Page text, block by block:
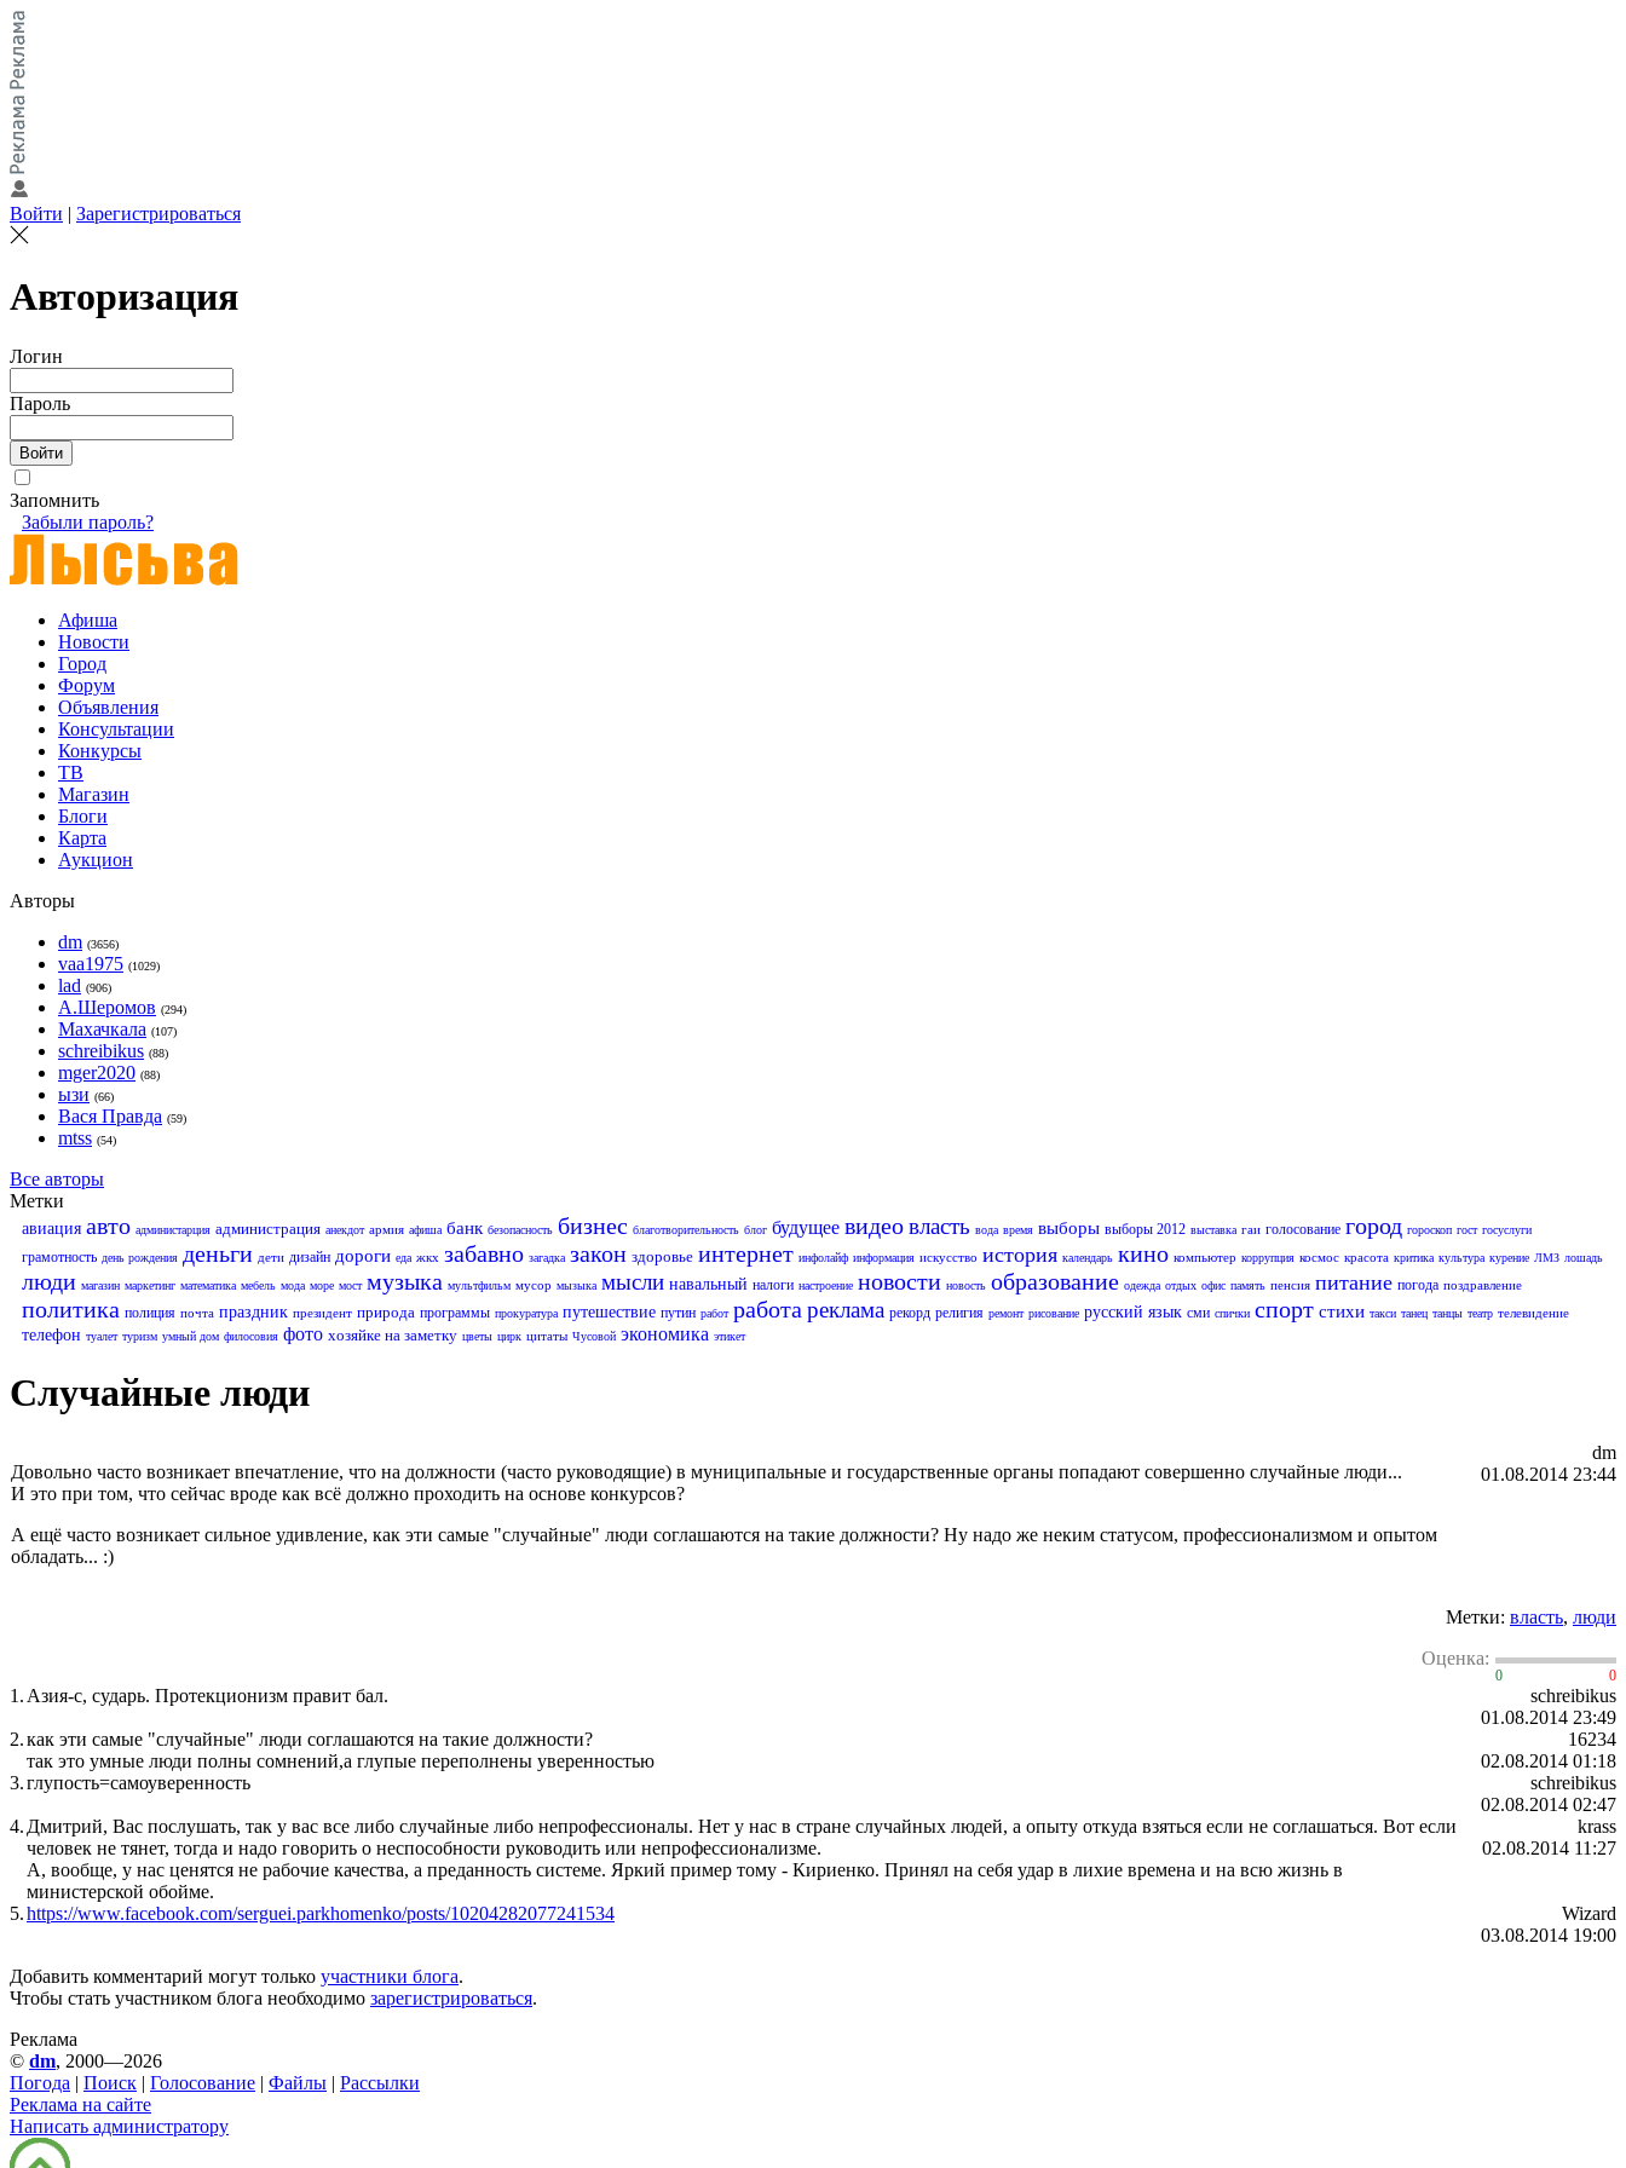
Войти | Зарегистрироваться
Авторизация
Логин
Пароль
Запомнить
Забыли пароль?
Афиша
Новости
Город
Форум
Объявления
Консультации
Конкурсы
ТВ
Магазин
Блоги
Карта
Аукцион
Авторы
dm (3656)
vaa1975 (1029)
lad (906)
А.Шеромов (294)
Махачкала (107)
schreibikus (88)
mger2020 (88)
ызи (66)
Вася Правда (59)
mtss (54)
Все авторы
Метки
авиация авто администарция администрация анекдот армия афиша банк безопасность бизнес благотворительность блог будущее видеовласть вода время выборы выборы 2012 выставка гаи голосование город гороскоп гост госуслуги
грамотность день рождения деньги дети дизайн дороги еда жкх забавно загадка закон здоровье интернет инфолайф информация искусство история календарь кино компьютер коррупция космос красота критика культура курение ЛМЗ лошадь
люди магазин маркетинг математика мебель мода море мост музыка мультфильм мусор мызыка мысли навальный налоги настроение новости новость образование одежда отдых офис память пенсия питание погода поздравление
политика полиция почта праздник президент природа программы прокуратура путешествие путин работ работа реклама рекорд религия ремонт рисование русский язык сми спички спорт стихи такси танец танцы театр телевидение
телефон туалет туризм умный дом филосовия фото хозяйке на заметку цветы цирк цитаты Чусовой экономика этикет
Случайные люди
Довольно часто возникает впечатление, что на должности (часто руководящие) в муниципальные и государственные органы попадают совершенно случайные люди...
И это при том, что сейчас вроде как всё должно проходить на основе конкурсов?
А ещё часто возникает сильное удивление, как эти самые "случайные" люди соглашаются на такие должности? Ну надо же неким статусом, профессионализмом и опытом
обладать... :)
dm
01.08.2014 23:44
Метки: власть, люди
Оценка:
0 0
1. Азия-с, сударь. Протекционизм правит бал.
schreibikus
01.08.2014 23:49
2.как эти самые "случайные" люди соглашаются на такие должности?
так это умные люди полны сомнений,а глупые переполнены уверенностью
16234
02.08.2014 01:18
3.глупость=самоуверенность
schreibikus
02.08.2014 02:47
4. Дмитрий, Вас послушать, так у вас все либо случайные либо непрофессионалы. Нет у нас в стране случайных людей, а опыту откуда взяться если не соглашаться. Вот если
человек не тянет, тогда и надо говорить о неспособности руководить или непрофессионализме.
А, вообще, у нас ценятся не рабочие качества, а преданность системе. Яркий пример тому - Кириенко. Принял на себя удар в лихие времена и на всю жизнь в
министерской обойме.
krass
02.08.2014 11:27
5.https://www.facebook.com/serguei.parkhomenko/posts/10204282077241534
Wizard
03.08.2014 19:00
Добавить комментарий могут только участники блога.
Чтобы стать участником блога необходимо зарегистрироваться.
Реклама
© dm, 2000—2026
Погода | Поиск | Голосование | Файлы | Рассылки
Реклама на сайте
Написать администратору